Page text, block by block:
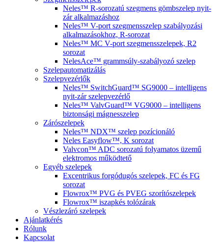
Neles™ R-sorozatú szegmens gömbszelep nyit-
zár alkalmazáshoz
Neles™ V-port szegmensszelep szabályozási
alkalmazásokhoz, R-sorozat
Neles™ MC V-port szegmensszelepek, R2
sorozat
NelesAce™ grammsúly-szabályozó szelep
Szelepautomatizálás
Szelepvezérlők
Neles™ SwitchGuard™ SG9000 – intelligens
nyit-zár szelepvezérlő
Neles™ ValvGuard™ VG9000 – intelligens
biztonsági mágnesszelep
Zárószelepek
Neles™ NDX™ szelep pozícionáló
Neles Easyflow™, K sorozat
Valvcon™ ADC sorozatú folyamatos üzemű
elektromos működtető
Egyéb szelepek
Excentrikus forgódugós szelepek, FC és FG
sorozat
Flowrox™ PVG és PVEG szorítószelepek
Flowrox™ iszapkés tolózárak
Vészlezáró szelepek
Ajánlatkérés
Rólunk
Kapcsolat